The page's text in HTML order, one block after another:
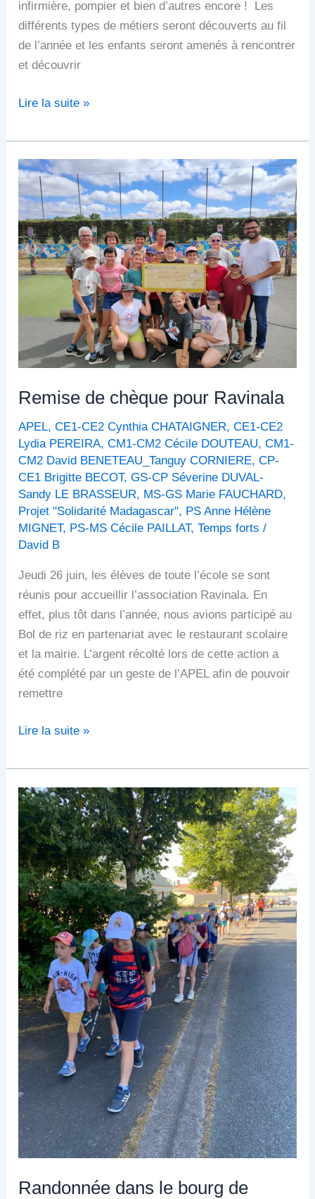
infirmière, pompier et bien d’autres encore ! Les
différents types de métiers seront découverts au fil
de l’année et les enfants seront amenés à rencontrer
et découvrir
Lire la suite »
Remise de chèque pour Ravinala
APEL,CE1-CE2 Cynthia CHATAIGNER,CE1-CE2
Lydia PEREIRA,CM1-CM2 Cécile DOUTEAU,CM1-
CM2 David BENETEAU_Tanguy CORNIERE,CP-
CE1 Brigitte BECOT,GS-CP Séverine DUVAL-
Sandy LE BRASSEUR, MS-GS Marie FAUCHARD,
Projet "Solidarité Madagascar", PS Anne Hélène
MIGNET, PS-MS Cécile PAILLAT,Temps forts /
David B
Jeudi 26 juin, les élèves de toute l’école se sont
réunis pour accueillir l’association Ravinala. En
effet, plus tôt dans l’année, nous avions participé au
Bol de riz en partenariat avec le restaurant scolaire
et la mairie. L’argent récolté lors de cette action a
été complété par un geste de l’APEL afin de pouvoir
remettre
Remise
chèque
pour
Ravinala
Lire la suite »
Randonnée dans le bourg de
Randonnée
dans
le
bourg
de
Chauché